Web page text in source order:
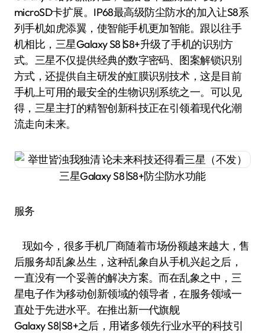
microSD卡扩展。IP68最高级防尘防水的加入让S8系
列手机如虎添翼，使智能手机更加智能。跟以往手
机相比，三星Galaxy S8∣S8+升级了手机的识别方
式。三星不仅提供经典的数字密码、图案解锁识别
方式，还提供自主研发的虹膜识别技术，这是目前
手机上可用的最安全的生物识别系统之一。可以见
得，三星主打的精智创新科技正在引领着现代化潮
流走向未来。
三星Galaxy S8∣S8+防尘防水功能
服务
现如今，很多手机厂商随着市场份额越来越大，售
后服务却乱象丛生，这种乱象自从手机兴起之后，
一直没有一个妥善的解决方案。而在乱象之中，三
星电子作为移动创新领域的领导者，在服务领域一
直处于先进水平。在推出新一代旗舰
Galaxy S8|S8+之后，用诸多领先行业水平的科技引